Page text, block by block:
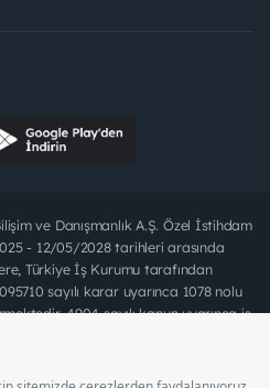
ve Danışmanlık A.Ş. Özel İstihdam
- 12/05/2028 tarihleri arasında
Türkiye İş Kurumu tarafından
sayılı karar uyarınca 1078 nolu
4904 sayılı kanun uyarınca iş
yasaktır.